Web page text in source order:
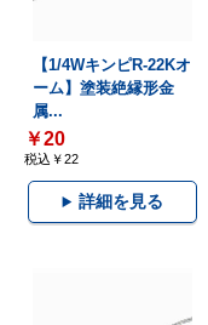
【1/4WキンピR-22Kオ
ーム】塗装絶縁形金
属...
￥20
税込￥22
詳細を見る